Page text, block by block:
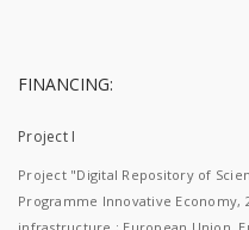
FINANCING:
Project I
Project "Digital Repository of
Programme Innovative Economy,